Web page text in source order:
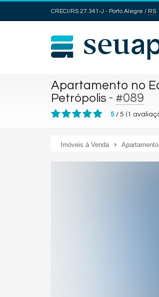
CRECI/RS 27.341-J - Porto Alegre / RS
Apartamento no
Petrópolis - #089
5 / 5 ( 1
Imóveis à Venda